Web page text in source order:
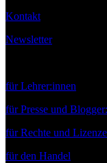
Kontakt
Newsletter
für Lehrer:innen
für Presse und
für Rechte und
für den Handel